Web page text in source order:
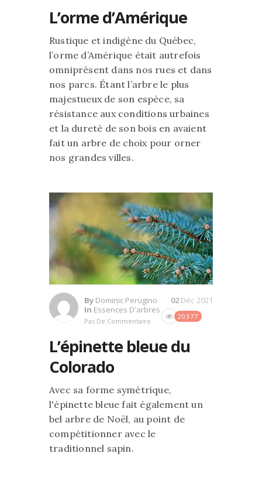
L’orme d’Amérique
Rustique et indigène du Québec,
l’orme d’Amérique était autrefois
omniprésent dans nos rues et dans
nos parcs. Étant l’arbre le plus
majestueux de son espèce, sa
résistance aux conditions urbaines
et la dureté de son bois en avaient
fait un arbre de choix pour orner
nos grandes villes.
By Dominic Perugino
In Essences D'arbres
Pas De Commentaire
20377
02 Déc 2021
L’épinette bleue du
Colorado
Avec sa forme symétrique,
l'épinette bleue fait également un
bel arbre de Noël, au point de
compétitionner avec le
traditionnel sapin.